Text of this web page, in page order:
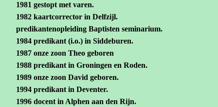
1981 gestopt met varen.
1982 kaartcorrector in Delfzijl.
predikantenopleiding Baptisten seminarium.
1984 predikant (i.o.) in Siddeburen.
1987 onze zoon Theo geboren
1988 predikant in Groningen en Roden.
1989 onze zoon David geboren.
1994 predikant in Deventer.
1996 docent in Alphen aan den Rijn.